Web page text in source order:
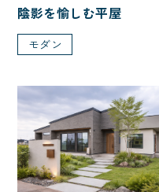
陰影を愉しむ平屋
モダン
1,000万円台
5LDK 7LDK
4LDK